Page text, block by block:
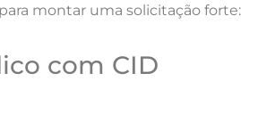
para montar uma solicitação forte:
com CID